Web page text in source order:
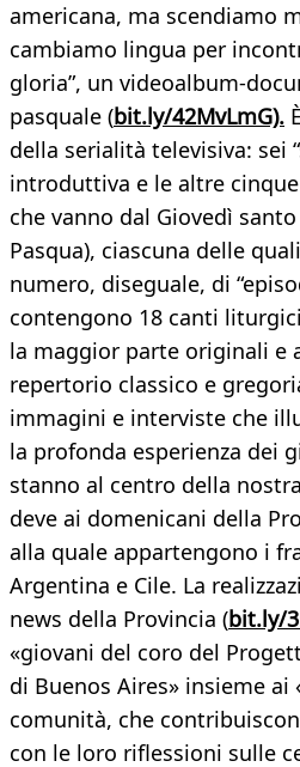
americana, ma scendiamo
cambiamo lingua per
gloria”, un videoalbum-
pasquale (bit.ly/42MvLmG).
della serialità televisiva: sei
introduttiva e le altre
che vanno dal Giovedì
Pasqua), ciascuna delle
numero, diseguale, di
contengono 18 canti
la maggior parte originali e
repertorio classico e
immagini e interviste che
la profonda esperienza dei
stanno al centro della
deve ai domenicani della
alla quale appartengono i
Argentina e Cile. La
news della Provincia (bit.ly/
«giovani del coro del
di Buenos Aires» insieme ai
comunità, che
con le loro riflessioni sulle